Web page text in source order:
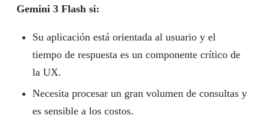
Gemini 3 Flash si:
Su aplicación está orientada al usuario y el
tiempo de respuesta es un componente crítico de
la UX.
Necesita procesar un gran volumen de consultas y
es sensible a los costos.